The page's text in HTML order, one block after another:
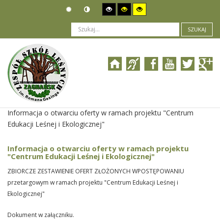
SZUKAJ
Jesteś tutaj: Zamówienia publiczne
Wyniki postępowania
Informacja o otwarciu oferty w ramach projektu "Centrum
Edukacji Leśnej i Ekologicznej"
Informacja o otwarciu oferty w ramach projektu
"Centrum Edukacji Leśnej i Ekologicznej"
ZBIORCZE ZESTAWIENIE OFERT ZŁOŻONYCH WPOSTĘPOWANIU
przetargowym w ramach projektu "Centrum Edukacji Leśnej i
Ekologicznej"
Dokument w załączniku.